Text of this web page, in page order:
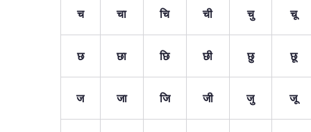
च चा चि ची चु चू
छ छा छि छी छु छू
ज जा जि जी जु जू